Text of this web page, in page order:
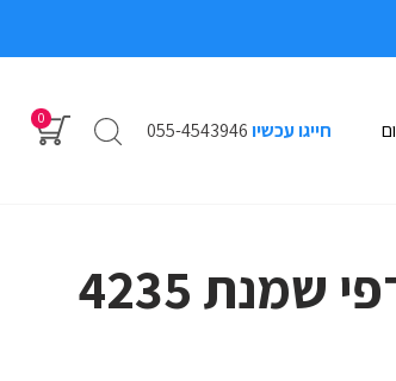
0 חייגו עכשיו055-4543946
4235